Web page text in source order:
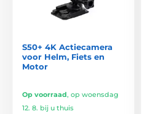
S50+ 4K Actiecamera
voor Helm, Fiets en
Motor
Op voorraad, op woensdag
12. 8. bij u thuis